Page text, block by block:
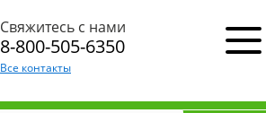
Свяжитесь с нами
8-800-505-6350
Все контакты